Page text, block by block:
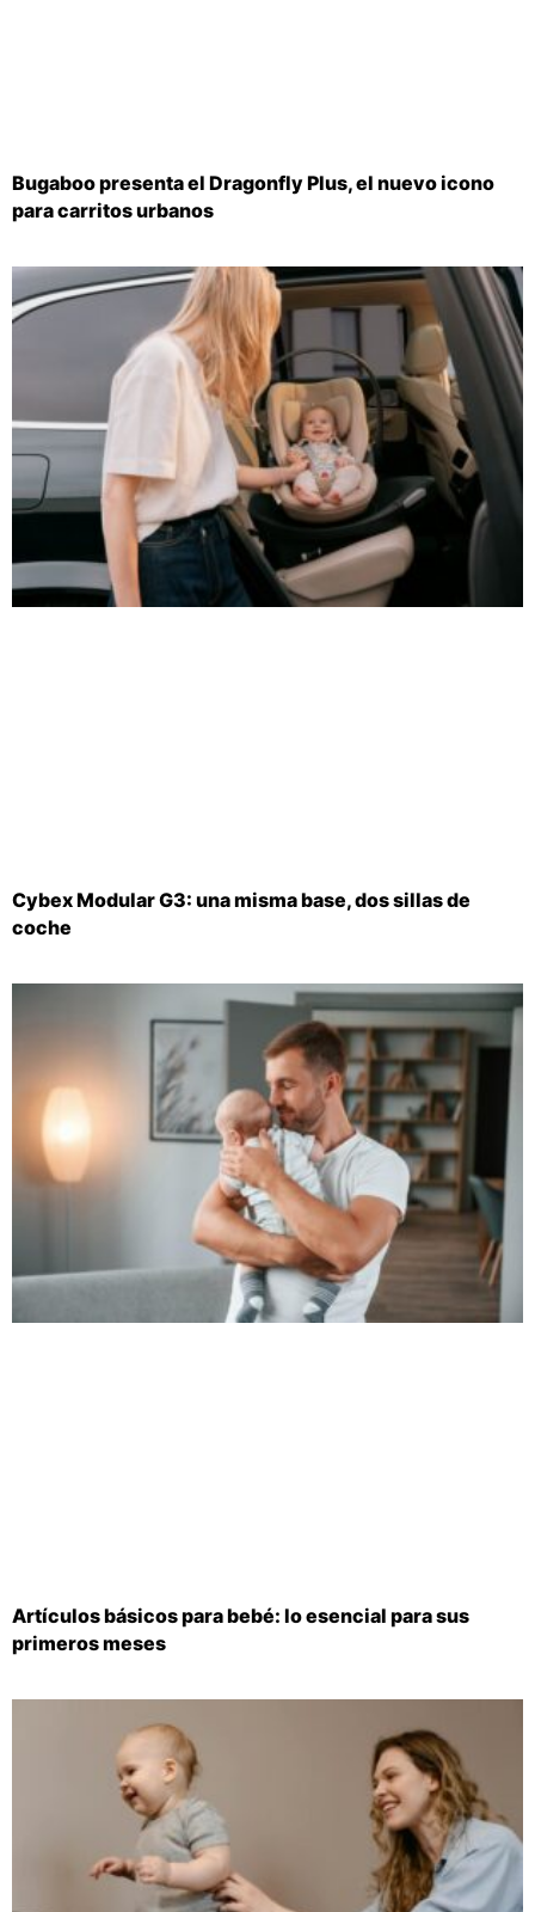
Bugaboo presenta el Dragonfly Plus, el nuevo icono
para carritos urbanos
Cybex Modular G3: una misma base, dos sillas de
coche
Artículos básicos para bebé: lo esencial para sus
primeros meses